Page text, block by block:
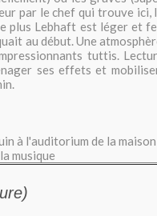
par le chef qui trouve ici,
plus Lebhaft est léger et
au début. Une
tuttis.
ses effets et
à l'auditorium de la maison
musique